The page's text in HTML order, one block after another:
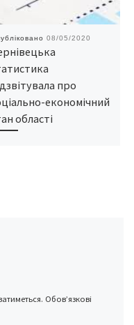
08/05/2020
про
економічний
області
Обов’язкові